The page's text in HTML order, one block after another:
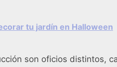
tu jardín en Halloween
son oficios distintos,